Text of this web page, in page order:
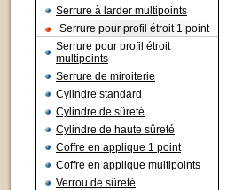
Serrure à larder multipoints
Serrure pour profil étroit 1 point
Serrure pour profil étroit
multipoints
Serrure de miroiterie
Cylindre standard
Cylindre de sûreté
Cylindre de haute sûreté
Coffre en applique 1 point
Coffre en applique multipoints
Verrou de sûreté